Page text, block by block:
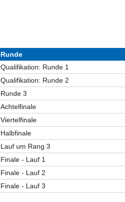
Runde
Qualifikation: Runde 1
Qualifikation: Runde 2
Runde 3
Achtelfinale
Viertelfinale
Halbfinale
Lauf um Rang 3
Finale - Lauf 1
Finale - Lauf 2
Finale - Lauf 3